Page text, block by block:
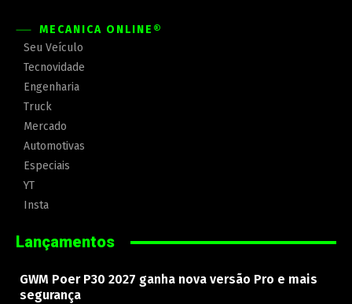
MECÂNICA ONLINE®
Seu Veículo
Tecnovidade
Engenharia
Truck
Mercado
Automotivas
Especiais
YT
Insta
Lançamentos
GWM Poer P30 2027 ganha nova versão Pro e mais
segurança